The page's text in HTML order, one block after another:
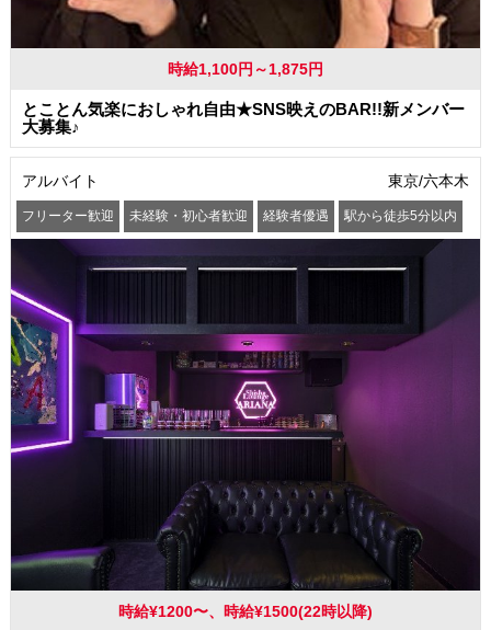
時給1,100円～1,875円
とことん気楽におしゃれ自由★SNS映えのBAR!!新メンバー
大募集♪
アルバイト 東京/六本木
フリーター歓迎 未経験・初心者歓迎 経験者優遇 駅から徒歩5分以内
オープニングスタッフ
時給¥1200〜、時給¥1500(22時以降)